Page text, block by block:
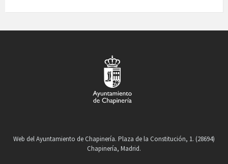
Web del Ayuntamiento de Chapinería. Plaza de la Constitución, 1. (28694)
Chapinería, Madrid.